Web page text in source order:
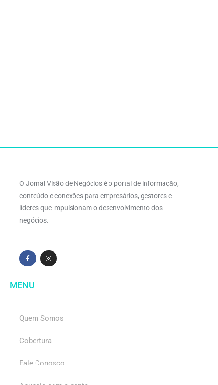
O Jornal Visão de Negócios é o portal de informação,
conteúdo e conexões para empresários, gestores e
líderes que impulsionam o desenvolvimento dos
negócios.
MENU
Quem Somos
Cobertura
Fale Conosco